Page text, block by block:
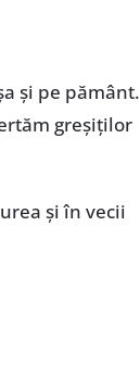
și pe pământ.
greșiților
și în vecii